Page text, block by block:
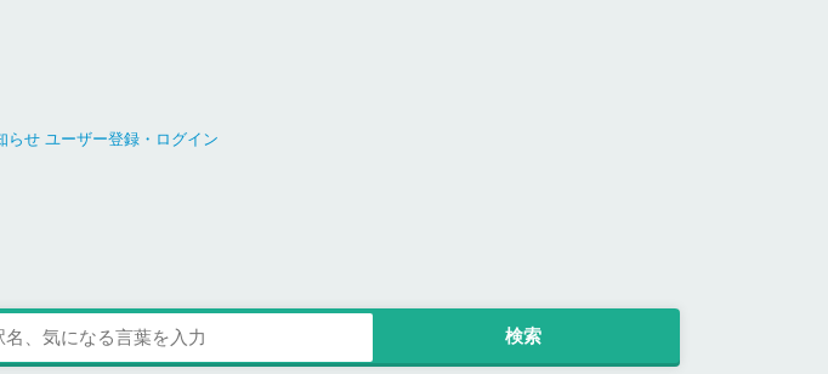
らせ ユーザー登録・ログイン